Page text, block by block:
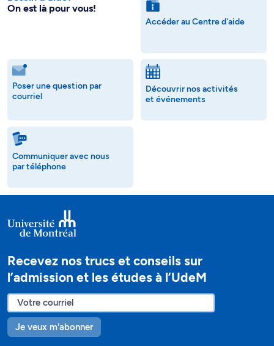
On est là pour vous!
Accéder au Centre d'aide
Poser une question par
courriel
Découvrir nos activités
et événements
Communiquer avec nous
par téléphone
Recevez nos trucs et conseils sur
l’admission et les études à l’UdeM
Je veux m'abonner